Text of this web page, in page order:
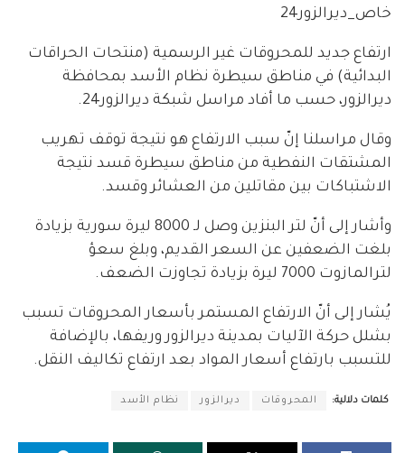
خاص_ديرالزور24
ارتفاع جديد للمحروقات غير الرسمية (منتحات الحراقات
البدائية) في مناطق سيطرة نظام الأسد بمحافظة
ديرالزور، حسب ما أفاد مراسل شبكة ديرالزور24.
وقال مراسلنا إنّ سبب الارتفاع هو نتيجة توقف تهريب
المشتقات النفطية من مناطق سيطرة قسد نتيجة
الاشتباكات بين مقاتلين من العشائر وقسد.
وأشار إلى أنّ لتر البنزين وصل لـ 8000 ليرة سورية بزيادة
بلغت الضعفين عن السعر القديم، وبلغ سعؤ
لترالمازوت 7000 ليرة بزيادة تجاوزت الضعف.
يُشار إلى أنّ الارتفاع المستمر بأسعار المحروقات تسبب
بشلل حركة الآليات بمدينة ديرالزور وريفها، بالإضافة
للتسبب بارتفاع أسعار المواد بعد ارتفاع تكاليف النقل.
كلمات دلالية: المحروقات ديرالزور نظام الأسد